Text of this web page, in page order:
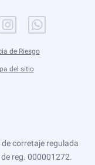
de Riesgo
del sitio
corretaje regulada
reg. 000001272.